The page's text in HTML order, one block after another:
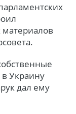
материалов
Украину
дал ему